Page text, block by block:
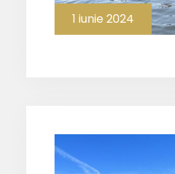
1 iunie 2024